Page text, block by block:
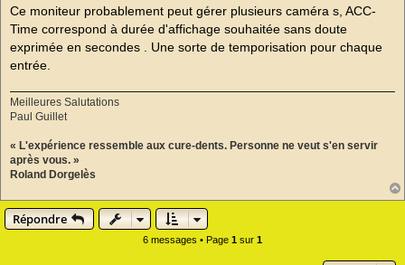
g
e
n
o
n
l
Ce moniteur probablement peut gérer plusieurs caméra s, ACC-
Time correspond à durée d'affichage souhaitée sans doute
exprimée en secondes . Une sorte de temporisation pour chaque
entrée.
Meilleures Salutations
Paul Guillet
« L'expérience ressemble aux cure-dents. Personne ne veut s'en servir
après vous. »
Roland Dorgelès
Répondre
6 messages • Page 1 sur 1